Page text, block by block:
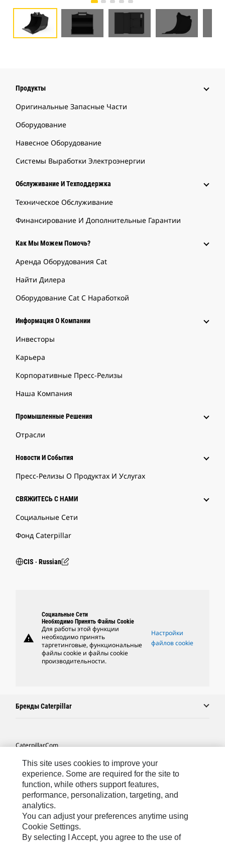
Продукты
Оригинальные Запасные Части
Оборудование
Навесное Оборудование
Системы Выработки Электроэнергии
Обслуживание И Техподдержка
Техническое Обслуживание
Финансирование И Дополнительные Гарантии
Как Мы Можем Помочь?
Аренда Оборудования Cat
Найти Дилера
Оборудование Cat С Наработкой
Информация О Компании
Инвесторы
Карьера
Корпоративные Пресс-Релизы
Наша Компания
Промышленные Решения
Отрасли
Новости И События
Пресс-Релизы О Продуктах И Услугах
СВЯЖИТЕСЬ С НАМИ
Социальные Сети
Фонд Caterpillar
CIS ‧ Russian
warning
Социальные Сети
Необходимо Принять Файлы Cookie
Для работы этой функции
необходимо принять
таргетинговые, функциональные
файлы cookie и файлы cookie
производительности.
Настройки
файлов cookie
Бренды Caterpillar
Caterpillar.com
Связаться С Caterpillar
Карта Сайта
Cookie Settings
Юридическая Информация
Конфиденциальность Личных Данных
This site uses cookies to improve your
experience. Some are required for the site to
function, while others support features,
performance, personalization, targeting, and
analytics.
You can adjust your preferences anytime using
Cookie Settings.
By selecting I Accept, you agree to the use of